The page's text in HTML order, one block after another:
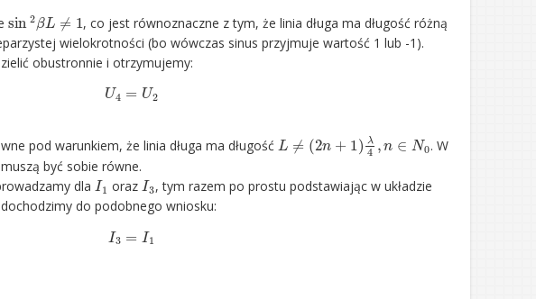
sin 2 βL 1
, co jest równoznaczne z tym, że linia długa ma długość różną
wielokrotności (bo wówczas sinus przyjmuje wartość 1 lub -1).
obustronnie i otrzymujemy:
U4= U2
pod warunkiem, że linia długa ma długość
L 2 n+ , n∈
. W
być sobie równe.
dla
I1
oraz
I3
, tym razem po prostu podstawiając w układzie
do podobnego wniosku:
I3= 1